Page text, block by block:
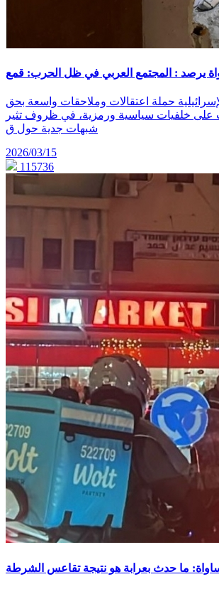
حملة اعتقالات وملاحقات واسعة بحق
خلفيات سياسية ورمزية، في ظروف تثير
شبهات جدية حول ق
2026/03/15
115736